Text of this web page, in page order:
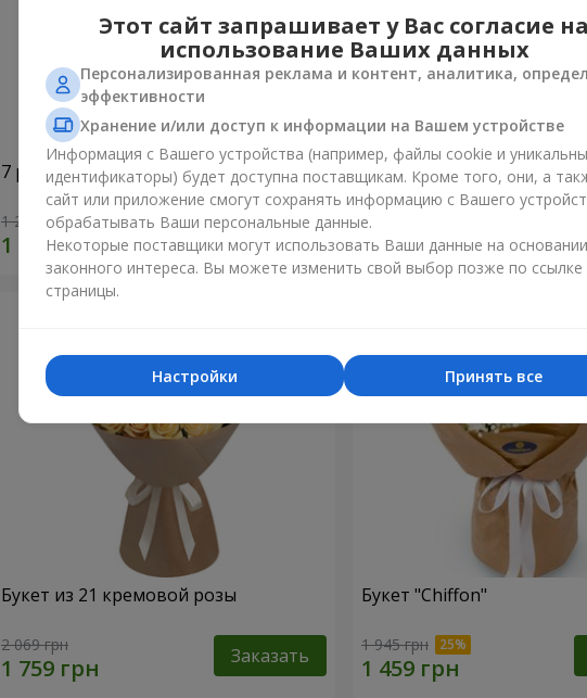
7 ромашковых хризантем
1 293 грн Заказать
Монобукет из 11 красных
1 449 грн
Букет из 21 кремовой розы
2 069 грн Заказать
Букет "Chiffon"
1 945 грн
Этот сайт запрашивает у Вас согласие на
использование Ваших данных
Персонализированная реклама и контент, аналитика,
эффективности
Хранение и/или доступ к информации на Вашем устройстве
Информация с Вашего устройства (например, файлы cookie и
идентификаторы) будет доступна поставщикам. Кроме того, они, а
сайт или приложение смогут сохранять информацию с Вашего
обрабатывать Ваши персональные данные.
Некоторые поставщики могут использовать Ваши данные на основании
законного интереса. Вы можете изменить свой выбор позже по ссылке
страницы.
Принять все
Настройки